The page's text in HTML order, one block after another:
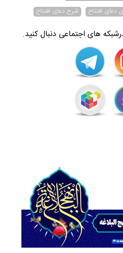
دعای افتتاح شرح دعای افتتاح
های اجتماعی دنبال کنید.